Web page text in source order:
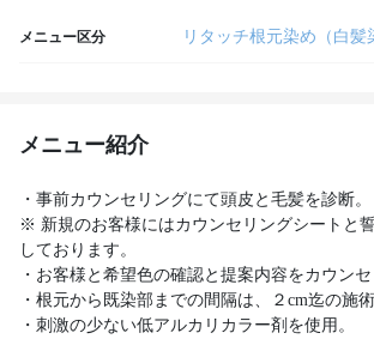
メニュー区分 リタッチ根元染め（白髪
メニュー紹介
・事前カウンセリングにて頭皮と毛髪を診断。
※ 新規のお客様にはカウンセリングシートと
しております。
・お客様と希望色の確認と提案内容をカウンセ
・根元から既染部までの間隔は、２cm迄の施
・刺激の少ない低アルカリカラー剤を使用。